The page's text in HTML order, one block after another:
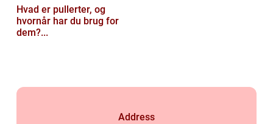
Hvad er pullerter, og
hvornår har du brug for
dem?...
Address